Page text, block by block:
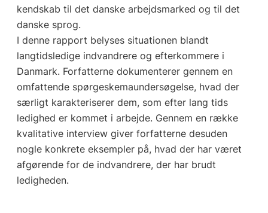
kendskab til det danske arbejdsmarked og til det
danske sprog.
I denne rapport belyses situationen blandt
langtidsledige indvandrere og efterkommere i
Danmark. Forfatterne dokumenterer gennem en
omfattende spørgeskemaundersøgelse, hvad der
særligt karakteriserer dem, som efter lang tids
ledighed er kommet i arbejde. Gennem en række
kvalitative interview giver forfatterne desuden
nogle konkrete eksempler på, hvad der har været
afgørende for de indvandrere, der har brudt
ledigheden.